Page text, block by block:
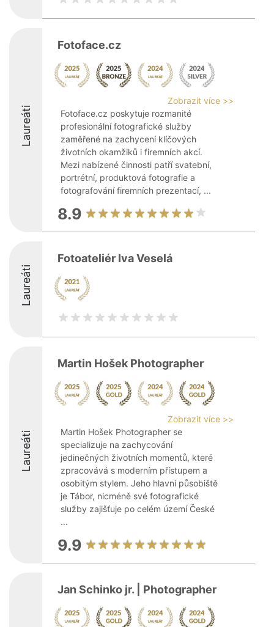
Laureáti
Fotoface.cz
Zobrazit více >>
Fotoface.cz poskytuje rozmanité
profesionální fotografické služby
zaměřené na zachycení klíčových
životních okamžiků i firemních akcí.
Mezi nabízené činnosti patří svatební,
portrétní, produktová fotografie a
fotografování firemních prezentací, ...
8.9
Laureáti
Fotoateliér Iva Veselá
Laureáti
Martin Hošek Photographer
Zobrazit více >>
Martin Hošek Photographer se
specializuje na zachycování
jedinečných životních momentů, které
zpracovává s moderním přístupem a
osobitým stylem. Jeho hlavní působiště
je Tábor, nicméně své fotografické
služby zajišťuje po celém území České
...
9.9
Jan Schinko jr. | Photographer